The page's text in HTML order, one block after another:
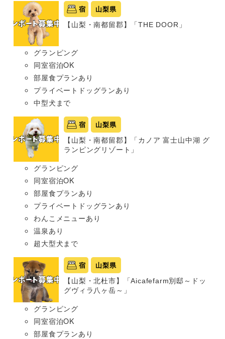
宿 山梨県
【山梨・南都留郡】「THE DOOR」
グランピング
同室宿泊OK
部屋食プランあり
プライベートドッグランあり
中型犬まで
宿 山梨県
【山梨・南都留郡】「カノア 富士山中湖 グ
ランピングリゾート」
グランピング
同室宿泊OK
部屋食プランあり
プライベートドッグランあり
わんこメニューあり
温泉あり
超大型犬まで
宿 山梨県
【山梨・北杜市】「Aicafefarm別邸～ドッ
グヴィラ八ヶ岳～」
グランピング
同室宿泊OK
部屋食プランあり